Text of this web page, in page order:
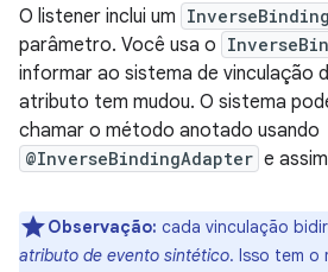
O listener inclui um
parâmetro. Você usa o
informar ao sistema de vinculação
atributo tem mudou. O sistema
chamar o método anotado usando
@InverseBindingAdapter e
Observação: cada vinculação
atributo de evento sintético. Isso tem o